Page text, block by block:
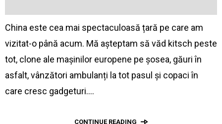
China este cea mai spectaculoasă țară pe care am
vizitat-o până acum. Mă așteptam să văd kitsch peste
tot, clone ale mașinilor europene pe șosea, găuri în
asfalt, vânzători ambulanți la tot pasul și copaci în
care cresc gadgeturi.…
CONTINUE READING